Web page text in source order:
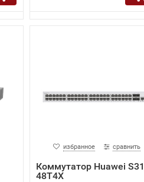
избранное сравнить
Коммутатор Huawei
48T4X